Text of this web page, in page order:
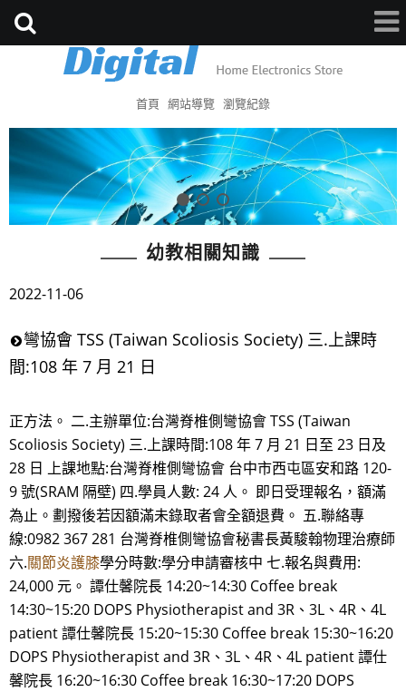
首頁 網站導覽 瀏覽紀錄
幼教相關知識
2022-11-06
彎協會 TSS (Taiwan Scoliosis Society) 三.上課時
間:108 年 7 月 21 日
正方法。 二.主辦單位:台灣脊椎側彎協會 TSS (Taiwan
Scoliosis Society) 三.上課時間:108 年 7 月 21 日至 23 日及
28 日 上課地點:台灣脊椎側彎協會 台中市西屯區安和路 120-
9 號(SRAM 隔壁) 四.學員人數: 24 人。 即日受理報名，額滿
為止。劃撥後若因額滿未錄取者會全額退費。 五.聯絡專
線:0982 367 281 台灣脊椎側彎協會秘書長黃駿翰物理治療師
六.關節炎護膝學分時數:學分申請審核中 七.報名與費用:
24,000 元。 譚仕馨院長 14:20~14:30 Coffee break
14:30~15:20 DOPS Physiotherapist and 3R、3L、4R、4L
patient 譚仕馨院長 15:20~15:30 Coffee break 15:30~16:20
DOPS Physiotherapist and 3R、3L、4R、4L patient 譚仕
馨院長 16:20~16:30 Coffee break 16:30~17:20 DOPS